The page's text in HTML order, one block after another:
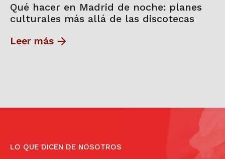
Qué hacer en Madrid de noche: planes
culturales más allá de las discotecas
Leer más
LO QUE DICEN DE NOSOTROS